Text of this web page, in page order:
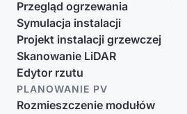
Przegląd ogrzewania
Symulacja instalacji
Projekt instalacji grzewczej
Skanowanie LiDAR
Edytor rzutu
PLANOWANIE PV
Rozmieszczenie modułów